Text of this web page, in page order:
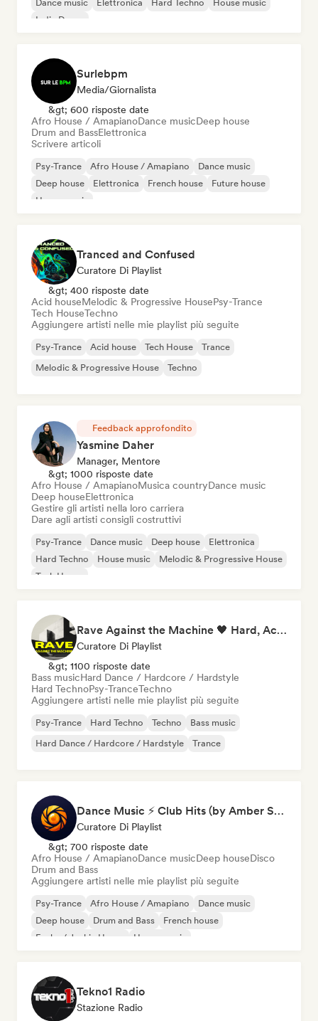
Dance music Elettronica Hard Techno
House music
Indie Dance
Surlebpm
Media/Giornalista
&gt; 600 risposte date
Afro House / AmapianoDance musicDeep house
Drum and BassElettronica
Scrivere articoli
Psy-Trance Afro House / Amapiano
Dance music
Deep house
Elettronica French house
Future house
House music
Tranced and Confused
Curatore Di Playlist
&gt; 400 risposte date
Acid houseMelodic & Progressive HousePsy-Trance
Tech HouseTechno
Aggiungere artisti nelle mie playlist più seguite
Psy-Trance Acid house Tech House
Trance
Melodic & Progressive House
Techno
Feedback approfondito
Yasmine Daher
Manager, Mentore
&gt; 1000 risposte date
Afro House / AmapianoMusica countryDance music
Deep houseElettronica
Gestire gli artisti nella loro carriera
Dare agli artisti consigli costruttivi
Psy-Trance Dance music Deep house
Elettronica
Hard Techno
House music
Melodic & Progressive House
Tech House
Rave Against the Machine 🖤 Hard, Acid & Dark Techno
Curatore Di Playlist
&gt; 1100 risposte date
Bass musicHard Dance / Hardcore / Hardstyle
Hard TechnoPsy-TranceTechno
Aggiungere artisti nelle mie playlist più seguite
Psy-Trance Hard Techno Techno
Bass music
Hard Dance / Hardcore / Hardstyle
Trance
Dance Music ⚡ Club Hits (by Amber Sounds)
Curatore Di Playlist
&gt; 700 risposte date
Afro House / AmapianoDance musicDeep houseDisco
Drum and Bass
Aggiungere artisti nelle mie playlist più seguite
Psy-Trance Afro House / Amapiano
Dance music
Deep house
Drum and Bass
French house
Funky / Jackin House
House music
Tekno1 Radio
Stazione Radio